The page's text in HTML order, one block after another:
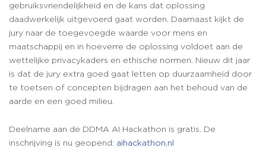
gebruiksvriendelijkheid en de kans dat oplossing
daadwerkelijk uitgevoerd gaat worden. Daarnaast kijkt de
jury naar de toegevoegde waarde voor mens en
maatschappij en in hoeverre de oplossing voldoet aan de
wettelijke privacykaders en ethische normen. Nieuw dit jaar
is dat de jury extra goed gaat letten op duurzaamheid door
te toetsen of concepten bijdragen aan het behoud van de
aarde en een goed milieu.
Deelname aan de DDMA AI Hackathon is gratis. De
inschrijving is nu geopend: aihackathon.nl